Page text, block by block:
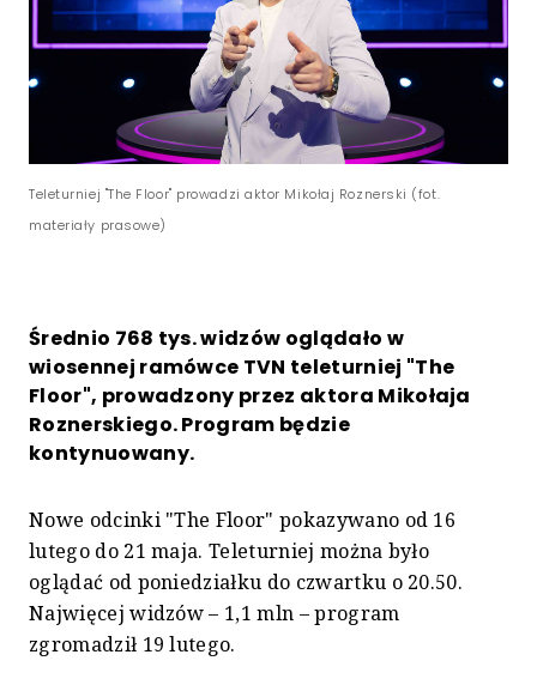
Teleturniej "The Floor" prowadzi aktor Mikołaj Roznerski (fot.
materiały prasowe)
Średnio 768 tys. widzów oglądało w
wiosennej ramówce TVN teleturniej "The
Floor", prowadzony przez aktora Mikołaja
Roznerskiego. Program będzie
kontynuowany.
Nowe odcinki "The Floor" pokazywano od 16
lutego do 21 maja. Teleturniej można było
oglądać od poniedziałku do czwartku o 20.50.
Najwięcej widzów – 1,1 mln – program
zgromadził 19 lutego.